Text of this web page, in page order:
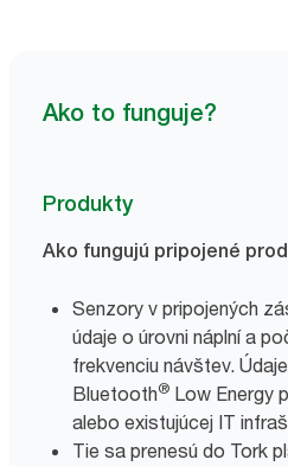
Ako to funguje?
Produkty
Ako fungujú pripojené
Senzory v pripojených
údaje o úrovni náplní a
frekvenciu návštev.
Bluetooth® Low Energy
alebo existujúcej IT
Tie sa prenesú do Tork